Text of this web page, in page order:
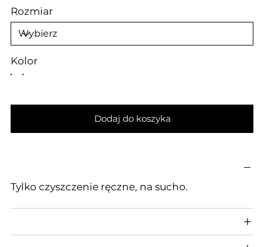
Rozmiar
Kolor
Dodaj do koszyka
Tylko czyszczenie ręczne, na sucho.